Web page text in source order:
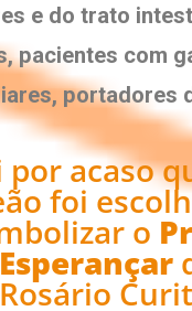
e do trato
pacientes com
portadores
por acaso
foi
o
Rosário